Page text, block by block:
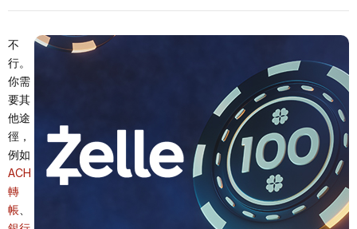
不
行。
你需
要其
他途
徑，
例如
ACH
轉
帳